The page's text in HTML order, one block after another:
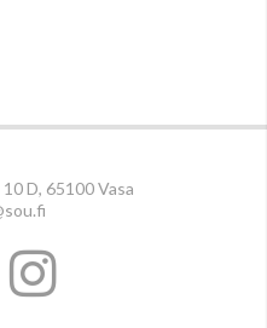
D, 65100 Vasa